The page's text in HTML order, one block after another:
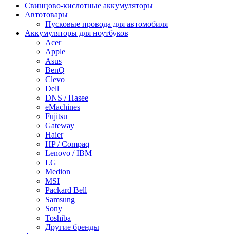
Cвинцово-кислотные аккумуляторы
Автотовары
Пусковые провода для автомобиля
Аккумуляторы для ноутбуков
Acer
Apple
Asus
BenQ
Clevo
Dell
DNS / Hasee
eMachines
Fujitsu
Gateway
Haier
HP / Compaq
Lenovo / IBM
LG
Medion
MSI
Packard Bell
Samsung
Sony
Toshiba
Другие бренды